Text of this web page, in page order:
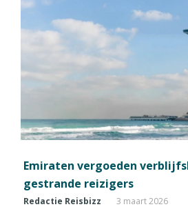
Emiraten vergoeden
gestrande reizigers
Redactie Reisbizz 3 maart 2026